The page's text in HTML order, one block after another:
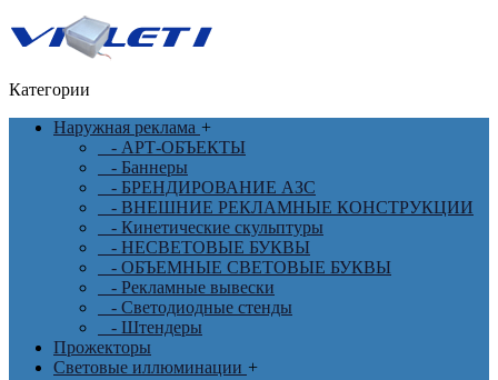
Категории
Наружная реклама +
- АРТ-ОБЪЕКТЫ
- Баннеры
- БРЕНДИРОВАНИЕ АЗС
- ВНЕШНИЕ РЕКЛАМНЫЕ КОНСТРУКЦИИ
- Кинетические скульптуры
- НЕСВЕТОВЫЕ БУКВЫ
- ОБЪЕМНЫЕ СВЕТОВЫЕ БУКВЫ
- Рекламные вывески
- Светодиодные стенды
- Штендеры
Прожекторы
Световые иллюминации +